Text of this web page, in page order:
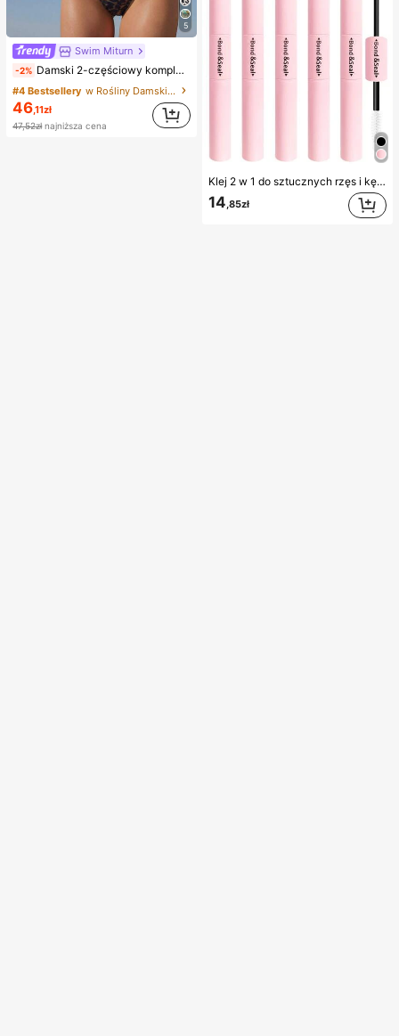
5
Swim Miturn
-2% Damski 2-częściowy komplet bikini z bandeau w panterkę i koronką, z wysokimi majtkami kąpielowymi, odpowiedni na letnie wakacje na wyspie i plażę
#4 Bestsellery w Rośliny Damskie zestawy bikini
46,11zł
47,52zł najniższa cena
Klej 2 w 1 do sztucznych rzęs i kęp rzęs, 1/2/3/5 szt./opakowanie, ultra mocny i trwały, odporny na opadanie, szybkoschnący, utrzymuje się 72 godziny, odpowiedni dla początkujących, łatwy w aplikacji, z instrukcją, niezbędny produkt do rzęs, efekt powiększenia oczu, bestseller
14,85zł